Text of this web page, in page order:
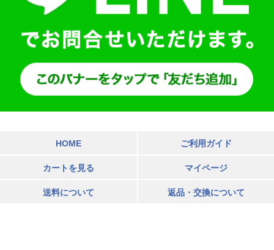
HOME ご利用ガイド
カートを見る マイページ
送料について 返品・交換について